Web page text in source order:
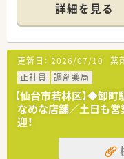
★☆ こんな企業
■年間休日110日、
て、その分オフの
■大手チェーン薬
産休育休制度や育
変化にあわせて安
す。
■教育制度も充実
れております。
詳細を見る
更新日： 2026/07/10 薬
正社員
調剤薬局
【仙台市若林区】◆卸
なめな店舗／土日も
迎！